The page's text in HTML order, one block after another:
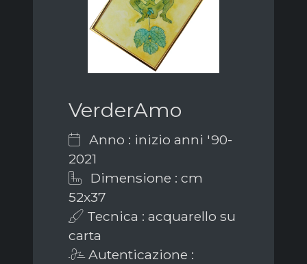
VerderAmo
Anno : inizio anni '90-
2021
Dimensione : cm
52x37
Tecnica : acquarello su
carta
Autenticazione :